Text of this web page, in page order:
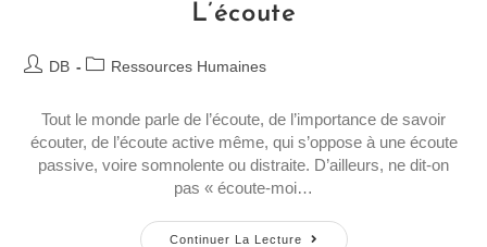
L’écoute
DB Ressources Humaines
Tout le monde parle de l’écoute, de l’importance de savoir
écouter, de l’écoute active même, qui s’oppose à une écoute
passive, voire somnolente ou distraite. D’ailleurs, ne dit-on
pas « écoute-moi…
Continuer La Lecture